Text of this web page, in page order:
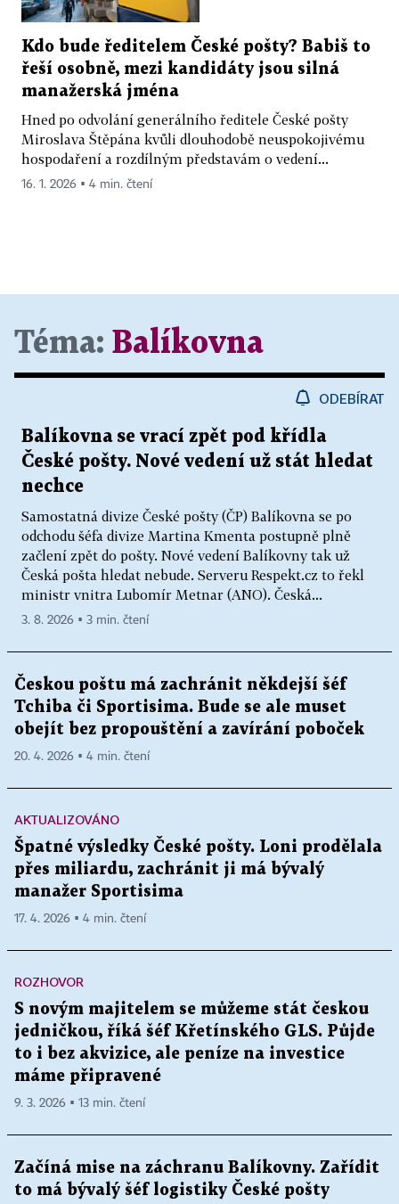
Kdo bude ředitelem České pošty? Babiš to
řeší osobně, mezi kandidáty jsou silná
manažerská jména
Hned po odvolání generálního ředitele České pošty
Miroslava Štěpána kvůli dlouhodobě neuspokojivému
hospodaření a rozdílným představám o vedení...
16. 1. 2026 ▪ 4 min. čtení
Téma: Balíkovna
ODEBÍRAT
Balíkovna se vrací zpět pod křídla
České pošty. Nové vedení už stát hledat
nechce
Samostatná divize České pošty (ČP) Balíkovna se po
odchodu šéfa divize Martina Kmenta postupně plně
začlení zpět do pošty. Nové vedení Balíkovny tak už
Česká pošta hledat nebude. Serveru Respekt.cz to řekl
ministr vnitra Lubomír Metnar (ANO). Česká...
3. 8. 2026 ▪ 3 min. čtení
Českou poštu má zachránit někdejší šéf
Tchiba či Sportisima. Bude se ale muset
obejít bez propouštění a zavírání poboček
20. 4. 2026 ▪ 4 min. čtení
AKTUALIZOVÁNO
Špatné výsledky České pošty. Loni prodělala
přes miliardu, zachránit ji má bývalý
manažer Sportisima
17. 4. 2026 ▪ 4 min. čtení
ROZHOVOR
S novým majitelem se můžeme stát českou
jedničkou, říká šéf Křetínského GLS. Půjde
to i bez akvizice, ale peníze na investice
máme připravené
9. 3. 2026 ▪ 13 min. čtení
Začíná mise na záchranu Balíkovny. Zařídit
to má bývalý šéf logistiky České pošty